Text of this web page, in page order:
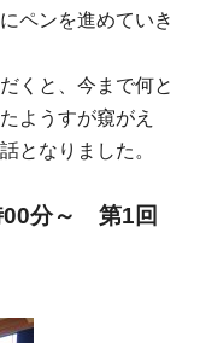
ペンを進めていき
くと、今まで何と
ようすが窺がえ
となりました。
00分～ 第1回